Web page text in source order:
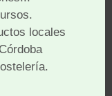
recursos.
de antiguos
libros que
completos.